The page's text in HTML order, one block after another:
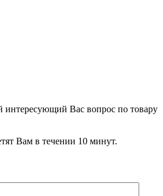
интересующий Вас вопрос по товару
Вам в течении 10 минут.